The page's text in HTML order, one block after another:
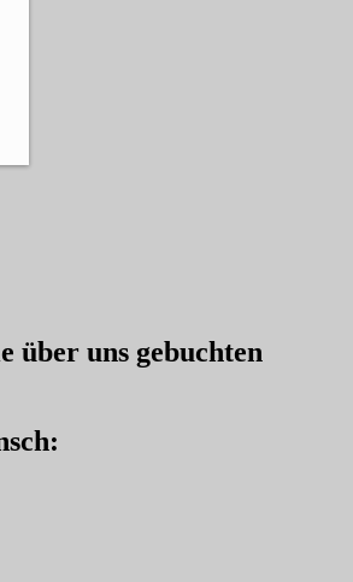
über uns gebuchten